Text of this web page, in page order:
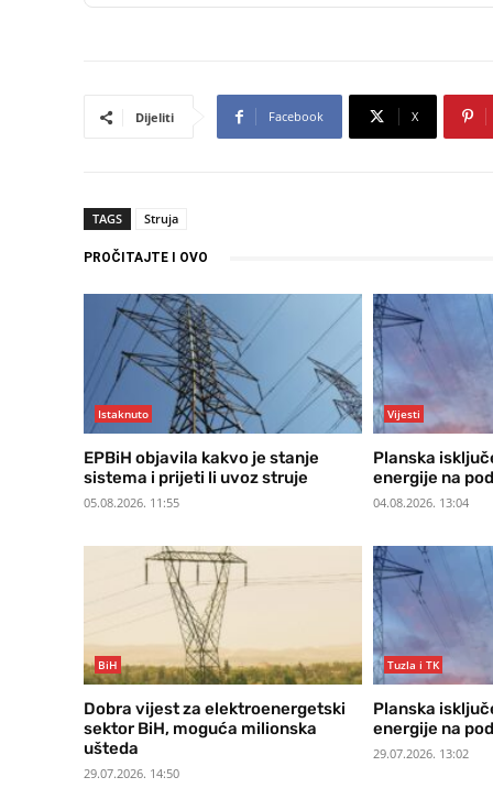
Dijeliti Facebook X
TAGS Struja
PROČITAJTE I OVO
Istaknuto
EPBiH objavila kakvo je stanje
sistema i prijeti li uvoz struje
05.08.2026. 11:55
Vijesti
Planska
energije na
04.08.2026. 13:04
BiH
Dobra vijest za elektroenergetski
sektor BiH, moguća milionska
ušteda
29.07.2026. 14:50
Tuzla i TK
Planska
energije na
29.07.2026. 13:02